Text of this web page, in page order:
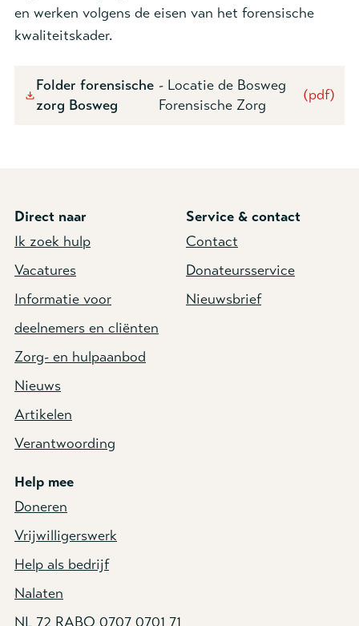
en werken volgens de eisen van het forensische
kwaliteitskader.
Folder forensische
zorg Bosweg
- Locatie de Bosweg
Forensische Zorg
(pdf)
Direct naar
Ik zoek hulp
Vacatures
Informatie voor
deelnemers en cliënten
Zorg- en hulpaanbod
Nieuws
Artikelen
Verantwoording
Service & contact
Contact
Donateursservice
Nieuwsbrief
Help mee
Doneren
Vrijwilligerswerk
Help als bedrijf
Nalaten
NL 72 RABO 0707 0701 71